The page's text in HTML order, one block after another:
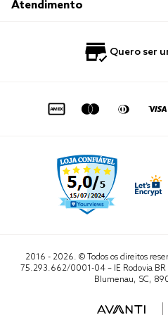
Política de Privacidade
Atendimento
0800 729 1588
sac@altenburg.com.br
Quero ser
2016 - 2026. © Todos os direitos
75.293.662/0001-04 – IE Rodovia BR
Blumenau, SC,